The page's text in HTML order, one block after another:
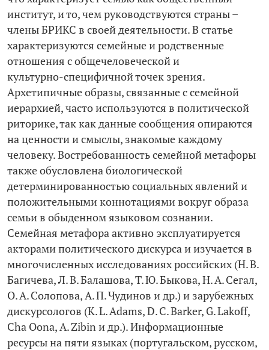
институт, и то, чем руководствуются страны –
члены БРИКС в своей деятельности. В статье
характеризуются семейные и родственные
отношения с общечеловеческой и
культурно-­специфичной точек зрения.
Архетипичные образы, связанные с семейной
иерархией, часто используются в политической
риторике, так как данные сообщения опираются
на ценности и смыслы, знакомые каждому
человеку. Востребованность семейной метафоры
также обусловлена биологической
детерминированностью социальных явлений и
положительными коннотациями вокруг образа
семьи в обыденном языковом сознании.
Семейная метафора активно эксплуатируется
акторами политического дискурса и изучается в
многочисленных исследованиях российских (Н. В.
Багичева, Л. В. Балашова, Т. Ю. Быкова, Н. А. Сегал,
О. А. Солопова, А. П. Чудинов и др.) и зарубежных
дискурсологов (K. L. Adams, D. C. Barker, G. Lakoff,
Cha Oona, A. Zibin и др.). Информационные
ресурсы на пяти языках (португальском, русском,